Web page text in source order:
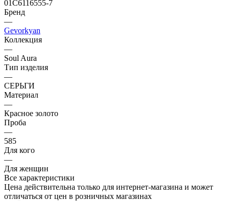
01С6116555-7
Бренд
—
Gevorkyan
Коллекция
—
Soul Aura
Тип изделия
—
СЕРЬГИ
Материал
—
Красное золото
Проба
—
585
Для кого
—
Для женщин
Все характеристики
Цена действительна только для интернет-магазина и может
отличаться от цен в розничных магазинах